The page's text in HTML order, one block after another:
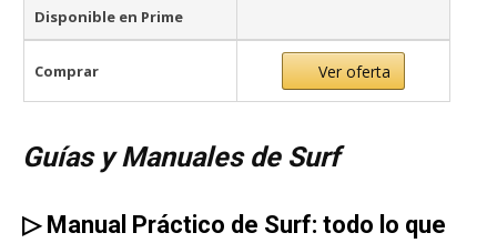
Disponible en Prime
Comprar Ver oferta
Guías y Manuales de Surf
▷ Manual Práctico de Surf: todo lo que